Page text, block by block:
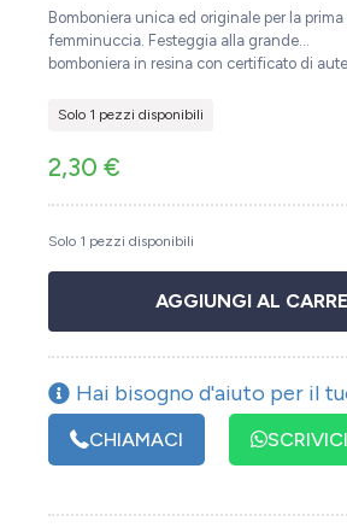
Bomboniera unica ed originale per la
femminuccia. Festeggia alla grande…
bomboniera in resina con certificato di
Solo 1 pezzi disponibili
2,30 €
Solo 1 pezzi disponibili
AGGIUNGI AL
Hai bisogno d'aiuto per il
CHIAMACI SCRIVICI